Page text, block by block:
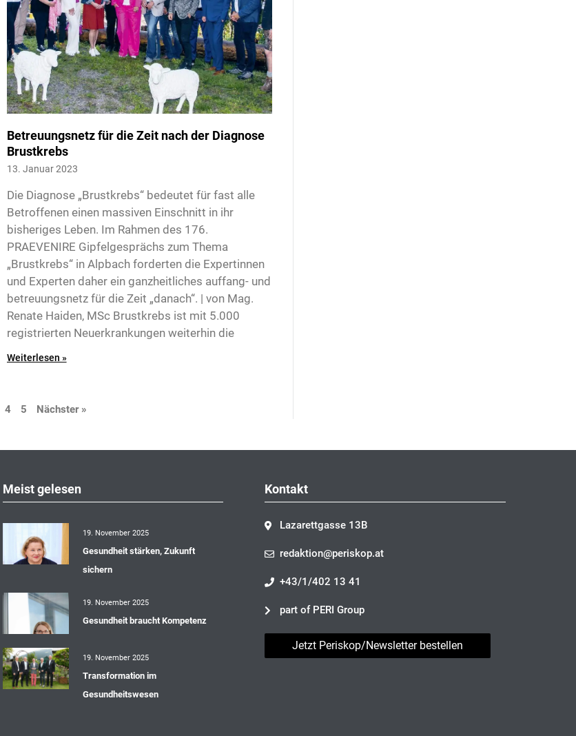
Betreuungsnetz für die Zeit nach der Diagnose
Brustkrebs
13. Januar 2023
Die Diagnose „Brustkrebs“ bedeutet für fast alle
Betroffenen einen massiven Einschnitt in ihr
bisheriges Leben. Im Rahmen des 176.
PRAEVENIRE Gipfelgesprächs zum Thema
„Brustkrebs“ in Alpbach forderten die Expertinnen
und Experten daher ein ganzheitliches auffang- und
betreuungsnetz für die Zeit „danach“. | von Mag.
Renate Haiden, MSc Brustkrebs ist mit 5.000
registrierten Neuerkrankungen weiterhin die
Weiterlesen »
4 5 Nächster »
Meist gelesen
19. November 2025
Gesundheit stärken, Zukunft
sichern
19. November 2025
Gesundheit braucht Kompetenz
19. November 2025
Transformation im
Gesundheitswesen
Kontakt
Lazarettgasse 13B
redaktion@periskop.at
+43/1/402 13 41
part of PERI Group
Jetzt Periskop/Newsletter bestellen